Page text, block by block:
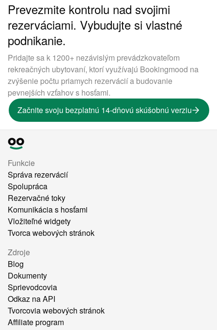
Prevezmite kontrolu nad svojimi
rezerváciami. Vybudujte si vlastné
podnikanie.
Pridajte sa k 1200+ nezávislým prevádzkovateľom
rekreačných ubytovaní, ktorí využívajú Bookingmood na
zvýšenie počtu priamych rezervácií a budovanie
pevnejších vzťahov s hosťami.
Začnite svoju bezplatnú 14-dňovú skúšobnú verziu
Funkcie
Správa rezervácií
Spolupráca
Rezervačné toky
Komunikácia s hosťami
Vložiteľné widgety
Tvorca webových stránok
Zdroje
Blog
Dokumenty
Sprievodcovia
Odkaz na API
Tvorcovia webových stránok
Affiliate program